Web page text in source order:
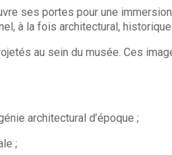
ses portes pour une
à la fois architectural,
au sein du musée. Ces
architectural d’époque ;
;